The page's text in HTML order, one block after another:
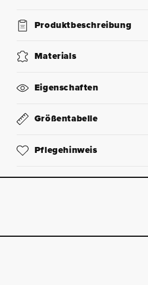
Produktbeschreibung
Materials
Eigenschaften
Größentabelle
Pflegehinweis